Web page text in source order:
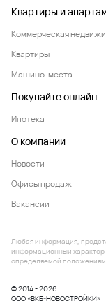
Квартиры и
Коммерческая
Квартиры
Машино-места
Покупайте онлайн
Ипотека
О компании
Новости
Офисы продаж
Вакансии
© 2014 - 2026
ООО «ВКБ-НОВОСТРОЙКИ»
Любая информация,
информационный характер
определяемой